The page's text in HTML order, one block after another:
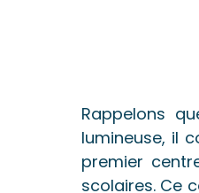
Rappelons
lumineuse, il
premier
scolaires. Ce